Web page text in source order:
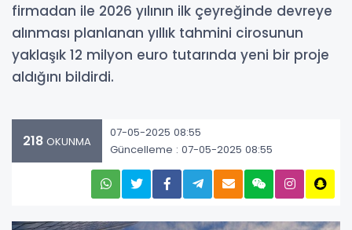
firmadan ile 2026 yılının ilk çeyreğinde devreye
alınması planlanan yıllık tahmini cirosunun
yaklaşık 12 milyon euro tutarında yeni bir proje
aldığını bildirdi.
218 OKUNMA
07-05-2025 08:55
Güncelleme : 07-05-2025 08:55